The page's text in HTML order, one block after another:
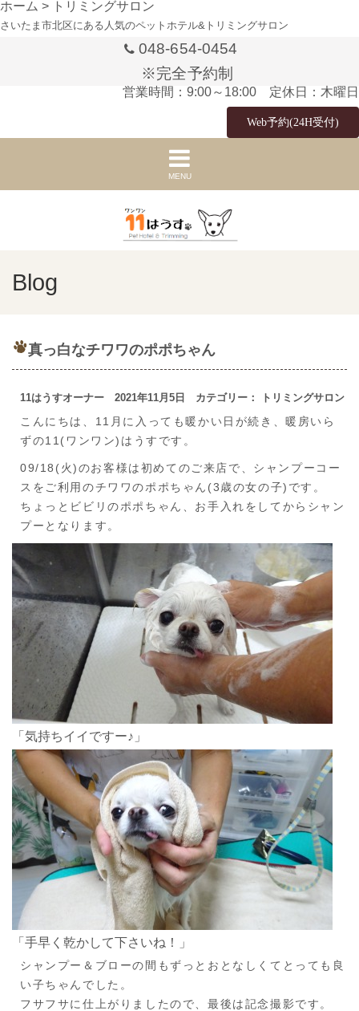
ホーム > トリミングサロン
さいたま市北区にある人気のペットホテル&トリミングサロン
048-654-0454
※完全予約制
営業時間：9:00～18:00 定休日：木曜日
Web予約(24H受付)
MENU
Blog
真っ白なチワワのポポちゃん
11はうすオーナー 2021年11月5日 カテゴリー： トリミングサロン
こんにちは、11月に入っても暖かい日が続き、暖房いら
ずの11(ワンワン)はうすです。
09/18(火)のお客様は初めてのご来店で、シャンプーコー
スをご利用のチワワのポポちゃん(3歳の女の子)です。
ちょっとビビリのポポちゃん、お手入れをしてからシャン
プーとなります。
「気持ちイイですー♪」
「手早く乾かして下さいね！」
シャンプー＆ブローの間もずっとおとなしくてとっても良
い子ちゃんでした。
フサフサに仕上がりましたので、最後は記念撮影です。